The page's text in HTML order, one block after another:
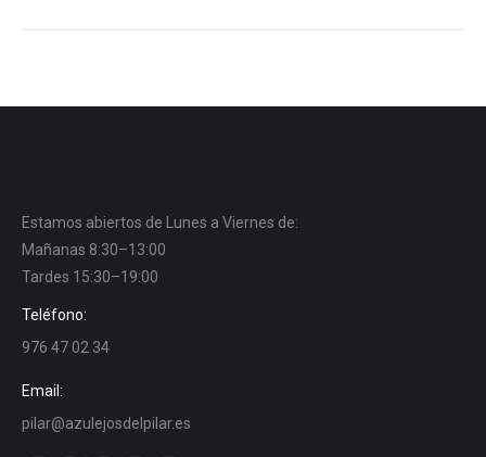
Estamos abiertos de Lunes a Viernes de:
Mañanas 8:30–13:00
Tardes 15:30–19:00
Teléfono:
976 47 02 34
Email:
pilar@azulejosdelpilar.es